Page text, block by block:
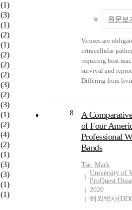
(1)
(3)
(1)
(2)
(1)
(2)
(2)
(2)
(3)
(2)
(3)
(1)
(2)
(4)
(2)
(1)
(3)
(3)
(1)
(1)
원문보
Viruses are
intracellular
requiring host
survival and
Differing from
viruses absolutely
hijacking of host
to complete their
Enveloped
have dedicated
passively sense
environmental
that initiation of
occurs at the
and place. One
8
A
of Four
Professional
Bands
Tse, Mark
University of
ProQuest
2020
해외박사